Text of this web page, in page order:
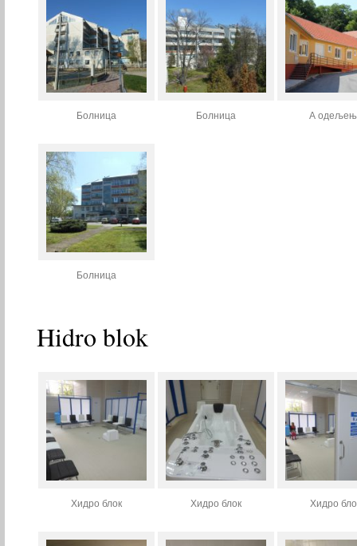
Болница Болница А
Болница
Hidro blok
Хидро блок Хидро блок Хидро